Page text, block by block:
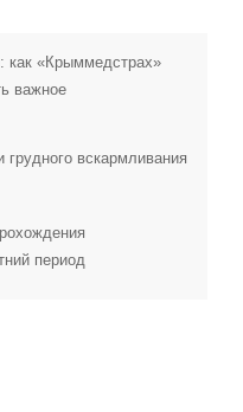
как «Крыммедстрах»
важное
вскармливания
период